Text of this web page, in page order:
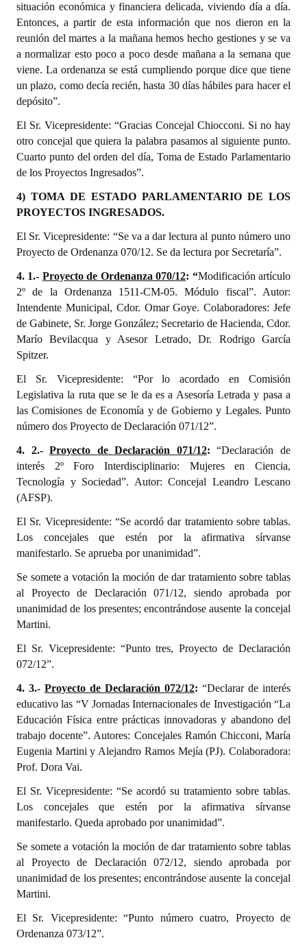
situación económica y financiera delicada, viviendo día a día.
Entonces, a partir de esta información que nos dieron en la
reunión del martes a la mañana hemos hecho gestiones y se va
a normalizar esto poco a poco desde mañana a la semana que
viene. La ordenanza se está cumpliendo porque dice que tiene
un plazo, como decía recién, hasta 30 días hábiles para hacer el
depósito”.
El Sr. Vicepresidente: “Gracias Concejal Chiocconi. Si no hay
otro concejal que quiera la palabra pasamos al siguiente punto.
Cuarto punto del orden del día, Toma de Estado Parlamentario
de los Proyectos Ingresados”.
4) TOMA DE ESTADO PARLAMENTARIO DE LOS
PROYECTOS INGRESADOS.
El Sr. Vicepresidente: “Se va a dar lectura al punto número uno
Proyecto de Ordenanza 070/12. Se da lectura por Secretaría”.
4. 1.- Proyecto de Ordenanza 070/12: “Modificación artículo
2º de la Ordenanza 1511-CM-05. Módulo fiscal”. Autor:
Intendente Municipal, Cdor. Omar Goye. Colaboradores: Jefe
de Gabinete, Sr. Jorge González; Secretario de Hacienda, Cdor.
Marío Bevilacqua y Asesor Letrado, Dr. Rodrigo García
Spitzer.
El Sr. Vicepresidente: “Por lo acordado en Comisión
Legislativa la ruta que se le da es a Asesoría Letrada y pasa a
las Comisiones de Economía y de Gobierno y Legales. Punto
número dos Proyecto de Declaración 071/12”.
4. 2.-Proyecto de Declaración 071/12: “Declaración de
interés 2º Foro Interdisciplinario: Mujeres en Ciencia,
Tecnología y Sociedad”. Autor: Concejal Leandro Lescano
(AFSP).
El Sr. Vicepresidente: “Se acordó dar tratamiento sobre tablas.
Los concejales que estén por la afirmativa sírvanse
manifestarlo. Se aprueba por unanimidad”.
Se somete a votación la moción de dar tratamiento sobre tablas
al Proyecto de Declaración 071/12, siendo aprobada por
unanimidad de los presentes; encontrándose ausente la concejal
Martini.
El Sr. Vicepresidente: “Punto tres, Proyecto de Declaración
072/12”.
4. 3.- Proyecto de Declaración 072/12: “Declarar de interés
educativo las “V Jornadas Internacionales de Investigación “La
Educación Física entre prácticas innovadoras y abandono del
trabajo docente”. Autores: Concejales Ramón Chicconi, María
Eugenia Martini y Alejandro Ramos Mejía (PJ). Colaboradora:
Prof. Dora Vai.
El Sr. Vicepresidente: “Se acordó su tratamiento sobre tablas.
Los concejales que estén por la afirmativa sírvanse
manifestarlo. Queda aprobado por unanimidad”.
Se somete a votación la moción de dar tratamiento sobre tablas
al Proyecto de Declaración 072/12, siendo aprobada por
unanimidad de los presentes; encontrándose ausente la concejal
Martini.
El Sr. Vicepresidente: “Punto número cuatro, Proyecto de
Ordenanza 073/12”.